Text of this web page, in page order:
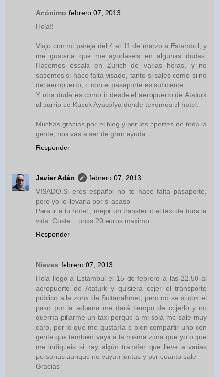
Anónimo febrero 07, 2013
Hola!!
Viajo con mi pareja del 4 al 11 de marzo a Estambul, y
me gustaria que me ayudaseis en algunas dudas.
Hacemos escala en Zurich de varias horas, y no
sabemos si hace falta visado, tanto si sales como si no
del aeropuerto, o con el pasaporte es suficiente.
Y otra duda es como ir desde el aeropuerto de Ataturk
al barrio de Kucuk Ayasofya donde tenemos el hotel.
Muchas gracias por el blog y por los aportes de toda la
gente, nos vas a ser de gran ayuda.
Responder
Javier Adán
febrero 07, 2013
VISADO.Si eres español no te hace falta pasaporte,
pero yo lo llevaria por si acaso.
Para ir a tu hotel , mejor un transfer o el taxi de toda la
vida. Coste ...unos 20 euros maximo.
Responder
Nieves febrero 07, 2013
Hola llego a Estambul el 15 de febrero a las 22.50 al
aeropuerto de Ataturk y quisiera cojer el transporte
público a la zona de Sultanahmet, pero no se si con el
paso por la aduana me dará tiempo de cojerlo y no
querría pillarme un taxi porque a mi sola me sale muy
caro, por lo que me gustaría o bien compartir uno con
gente que también vaya a la misma zona que yo o que
me indiqueis si hay algún transfer que lleve a varias
personas aunque no vayan juntas y por cuanto sale.
Gracias